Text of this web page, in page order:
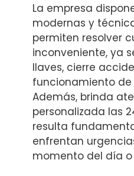
La empresa
modernas y
permiten resolver
inconveniente, ya
llaves, cierre
funcionamiento
Además, brinda
personalizada las
resulta
enfrentan
momento del día o